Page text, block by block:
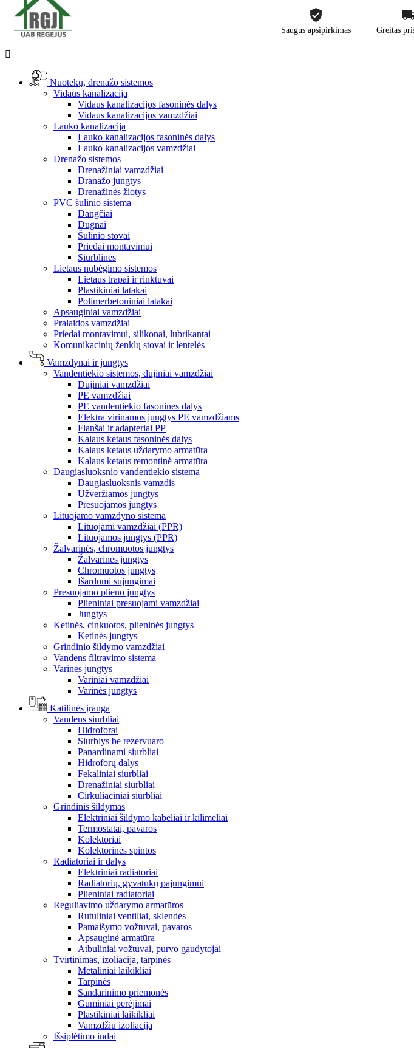
Saugus apsipirkimas Greitas

Nuotekų, drenažo sistemos
Vidaus kanalizacija
Vidaus kanalizacijos fasoninės dalys
Vidaus kanalizacijos vamzdžiai
Lauko kanalizacija
Lauko kanalizacijos fasoninės dalys
Lauko kanalizacijos vamzdžiai
Drenažo sistemos
Drenažiniai vamzdžiai
Dranažo jungtys
Drenažinės žiotys
PVC šulinio sistema
Dangčiai
Dugnai
Šulinio stovai
Priedai montavimui
Siurblinės
Lietaus nubėgimo sistemos
Lietaus trapai ir rinktuvai
Plastikiniai latakai
Polimerbetoniniai latakai
Apsauginiai vamzdžiai
Pralaidos vamzdžiai
Priedai montavimui, silikonai, lubrikantai
Komunikacinių ženklų stovai ir lentelės
Vamzdynai ir jungtys
Vandentiekio sistemos, dujiniai vamzdžiai
Dujiniai vamzdžiai
PE vamzdžiai
PE vandentiekio fasonines dalys
Elektra virinamos jungtys PE vamzdžiams
Flanšai ir adapteriai PP
Kalaus ketaus fasoninės dalys
Kalaus ketaus uždarymo armatūra
Kalaus ketaus remontinė armatūra
Daugiasluoksnio vandentiekio sistema
Daugiasluoksnis vamzdis
Užveržiamos jungtys
Presuojamos jungtys
Lituojamo vamzdyno sistema
Lituojami vamzdžiai (PPR)
Lituojamos jungtys (PPR)
Žalvarinės, chromuotos jungtys
Žalvarinės jungtys
Chromuotos jungtys
Išardomi sujungimai
Presuojamo plieno jungtys
Plieniniai presuojami vamzdžiai
Jungtys
Ketinės, cinkuotos, plieninės jungtys
Ketinės jungtys
Grindinio šildymo vamzdžiai
Vandens filtravimo sistema
Varinės jungtys
Variniai vamzdžiai
Varinės jungtys
Katilinės įranga
Vandens siurbliai
Hidroforai
Siurblys be rezervuaro
Panardinami siurbliai
Hidroforų dalys
Fekaliniai siurbliai
Drenažiniai siurbliai
Cirkuliaciniai siurbliai
Grindinis šildymas
Elektriniai šildymo kabeliai ir kilimėliai
Termostatai, pavaros
Kolektoriai
Kolektorinės spintos
Radiatoriai ir dalys
Elektriniai radiatoriai
Radiatorių, gyvatukų pajungimui
Plieniniai radiatoriai
Reguliavimo uždarymo armatūros
Rutuliniai ventiliai, sklendės
Pamaišymo vožtuvai, pavaros
Apsauginė armatūra
Atbuliniai vožtuvai, purvo gaudytojai
Tvirtinimas, izoliacija, tarpinės
Metaliniai laikikliai
Tarpinės
Sandarinimo priemonės
Guminiai perėjimai
Plastikiniai laikikliai
Vamzdžiu izoliacija
Išsiplėtimo indai